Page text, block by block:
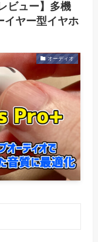
ビュー】多機
イヤー型イヤホ
オーディオ